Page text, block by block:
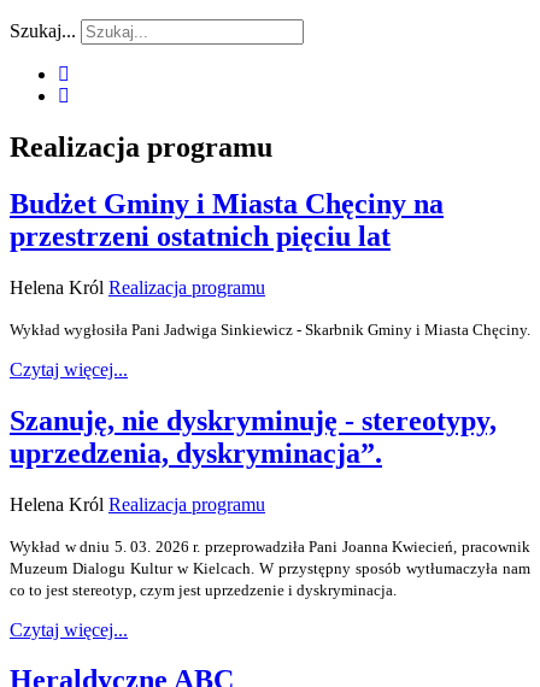
Szukaj...
Realizacja programu
Budżet Gminy i Miasta Chęciny na
przestrzeni ostatnich pięciu lat
Helena Król Realizacja programu
Wykład wygłosiła Pani Jadwiga Sinkiewicz - Skarbnik Gminy i Miasta Chęciny.
Czytaj więcej...
Szanuję, nie dyskryminuję - stereotypy,
uprzedzenia, dyskryminacja”.
Helena Król Realizacja programu
Wykład w dniu 5. 03. 2026 r. przeprowadziła Pani Joanna Kwiecień, pracownik
Muzeum Dialogu Kultur w Kielcach. W przystępny sposób wytłumaczyła nam
co to jest stereotyp, czym jest uprzedzenie i dyskryminacja.
Czytaj więcej...
Heraldyczne ABC